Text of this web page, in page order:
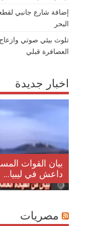
إضافة شارع جانبي
البحر
تلوث بيئي صوتي
العصافرة قبلي
اخبار جديدة
بيان القوات
داعش في ليبيا...
مصريات